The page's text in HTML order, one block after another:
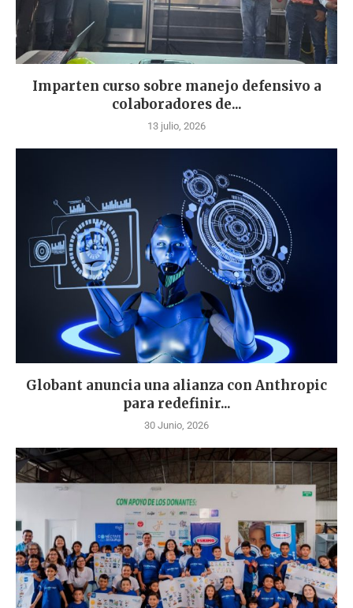
Imparten curso sobre manejo defensivo a
colaboradores de...
13 julio, 2026
Globant anuncia una alianza con Anthropic
para redefinir...
30 Junio, 2026